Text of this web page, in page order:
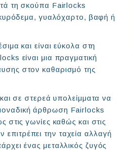
τη σκούπα Fairlocks
γυαλόχαρτο, βαφή ή
και είναι εύκολα στη
είναι μια πραγματική
στον καθαρισμό της
σε στερεά υπολείμματα να
άρθρωση Fairlocks
στις γωνίες καθώς και στις
την ταχεία αλλαγή
ένας μεταλλικός ζυγός